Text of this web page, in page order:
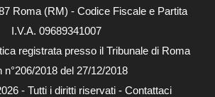
Roma (RM) - Codice Fiscale e Partita
I.V.A. 09689341007
registrata presso il Tribunale di Roma
n°206/2018 del 27/12/2018
- Tutti i diritti riservati - Contattaci